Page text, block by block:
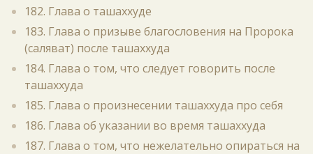
182. Глава о ташаххуде
183. Глава о призыве благословения на Пророка
(саляват) после ташаххуда
184. Глава о том, что следует говорить после
ташаххуда
185. Глава о произнесении ташаххуда про себя
186. Глава об указании во время ташаххуда
187. Глава о том, что нежелательно опираться на